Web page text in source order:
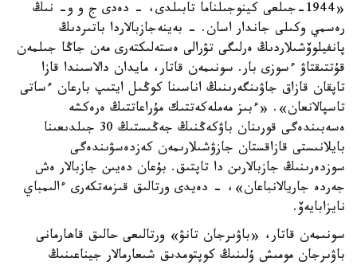
«1944-جىلعى كينوجىلناما تابىلدى، - دەدى ج و و- نىڭ
رەسمي وكىلى جاندار اسان. - بەينەجازبالاردا باتىردىڭ
پانفيلوۆشىلاردىڭ ەرلىگى تۋرالى ەستەلىكتەرى مەن جاڭا جىلمەن
قۇتتىقتاۋ ءسوزى بار. سونىمەن قاتار، مايدان دالاسىندا قازا
تاپقان قازاق جاۋىنگەرىنىڭ اناسىنا كوڭىل ايتىپ بارعان ءساتى
تاسپالانعان». «ءبىز مەملەكەتتىك مۇراعاتتىڭ ەرەكشە
ەسەبىندەگى قورىنان باۋكەڭنىڭ جەڭىستىڭ 30 جىلدىعىنا
بايلانىستى قازاقستان جازۋشىلارىمەن كەزدەسۋىندەگى
سوزدەرىنىڭ جازبالارىن دا تاپتىق. بۇعان دەيىن جازبالار ەش
جەردە جاريالانباعان»، - دەيدى ورتالىق قىزمەتكەرى ءالىمباي
نايزابايەۆ.
سونىمەن قاتار، «باۋىرجان تانۋ» ورتالىعى حالىق قاھارمانى
باۋىرجان مومىش ۇلىنىڭ كوپتومدىق شىعارمالار جيناعىنىڭ